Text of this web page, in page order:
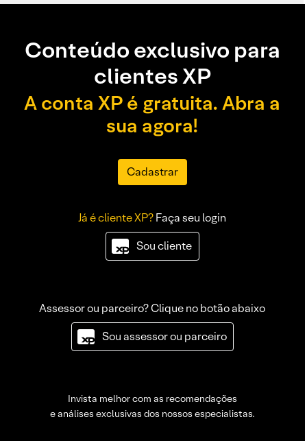
Conteúdo exclusivo para
clientes XP
A conta XP é gratuita. Abra a
sua agora!
Cadastrar
Já é cliente XP?Faça seu login
Sou cliente
Assessor ou parceiro? Clique no botão abaixo
Sou assessor ou parceiro
Invista melhor com as recomendações
e análises exclusivas dos nossos especialistas.